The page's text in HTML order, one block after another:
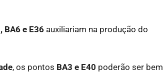
BA6 e E36 auxiliariam na produção do
, os pontos BA3 e E40 poderão ser bem